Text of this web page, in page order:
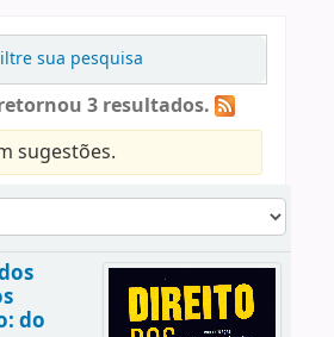
sua pesquisa
3 resultados.
sugestões.
do